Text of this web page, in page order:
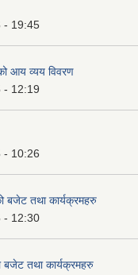
- 19:45
आय व्यय विवरण
- 12:19
- 10:26
तथा कार्यक्रमहरु
- 12:30
तथा कार्यक्रमहरु